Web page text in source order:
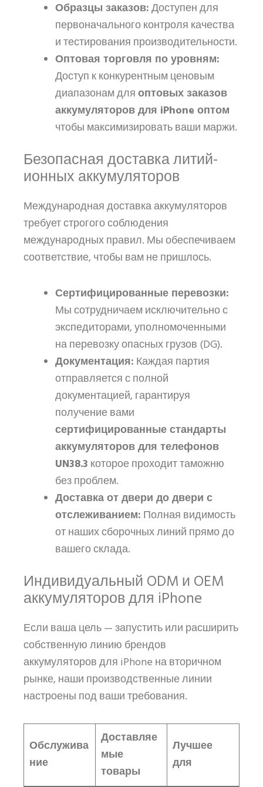
Образцы заказов:Доступен для
первоначального контроля качества
и тестирования производительности.
Оптовая торговля по уровням:
Доступ к конкурентным ценовым
диапазонам дляоптовых заказов
аккумуляторов для iPhone оптом
чтобы максимизировать ваши маржи.
Безопасная доставка литий-
ионных аккумуляторов
Международная доставка аккумуляторов
требует строгого соблюдения
международных правил. Мы обеспечиваем
соответствие, чтобы вам не пришлось.
Сертифицированные перевозки:
Мы сотрудничаем исключительно с
экспедиторами, уполномоченными
на перевозку опасных грузов (DG).
Документация: Каждая партия
отправляется с полной
документацией, гарантируя
получение вами
сертифицированные стандарты
аккумуляторов для телефонов
UN38.3 которое проходит таможню
без проблем.
Доставка от двери до двери с
отслеживанием: Полная видимость
от наших сборочных линий прямо до
вашего склада.
Индивидуальный ODM и OEM
аккумуляторов для iPhone
Если ваша цель — запустить или расширить
собственную линию брендов
аккумуляторов для iPhone на вторичном
рынке, наши производственные линии
настроены под ваши требования.
Обслужива
ние
Доставляе
мые
товары
Лучшее
для